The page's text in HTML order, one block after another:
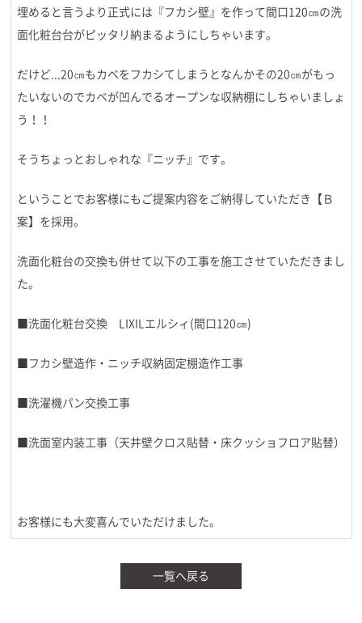
埋めると言うより正式には『フカシ壁』を作って間口120㎝の洗
面化粧台台がピッタリ納まるようにしちゃいます。
だけど...20㎝もカベをフカシてしまうとなんかその20㎝がもっ
たいないのでカベが凹んでるオープンな収納棚にしちゃいましょ
う！！
そうちょっとおしゃれな『ニッチ』です。
ということでお客様にもご提案内容をご納得していただき【Ｂ
案】を採用。
洗面化粧台の交換も併せて以下の工事を施工させていただきまし
た。
■洗面化粧台交換 LIXILエルシィ(間口120㎝)
■フカシ壁造作・ニッチ収納固定棚造作工事
■洗濯機パン交換工事
■洗面室内装工事（天井壁クロス貼替・床クッショフロア貼替）
お客様にも大変喜んでいただけました。
一覧へ戻る